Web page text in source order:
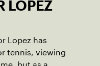
LOPEZ
Lopez has
tennis, viewing